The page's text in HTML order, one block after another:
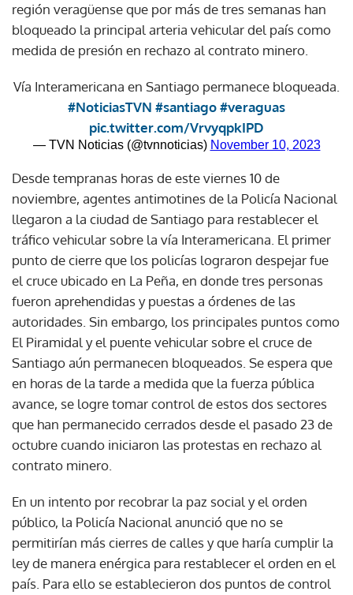
región veragüense que por más de tres semanas han
bloqueado la principal arteria vehicular del país como
medida de presión en rechazo al contrato minero.
Vía Interamericana en Santiago permanece bloqueada.
#NoticiasTVN #santiago#veraguas
pic.twitter.com/VrvyqpkIPD
— TVN Noticias (@tvnnoticias) November 10, 2023
Desde tempranas horas de este viernes 10 de
noviembre, agentes antimotines de la Policía Nacional
llegaron a la ciudad de Santiago para restablecer el
tráfico vehicular sobre la vía Interamericana. El primer
punto de cierre que los policías lograron despejar fue
el cruce ubicado en La Peña, en donde tres personas
fueron aprehendidas y puestas a órdenes de las
autoridades. Sin embargo, los principales puntos como
El Piramidal y el puente vehicular sobre el cruce de
Santiago aún permanecen bloqueados. Se espera que
en horas de la tarde a medida que la fuerza pública
avance, se logre tomar control de estos dos sectores
que han permanecido cerrados desde el pasado 23 de
octubre cuando iniciaron las protestas en rechazo al
contrato minero.
En un intento por recobrar la paz social y el orden
público, la Policía Nacional anunció que no se
permitirían más cierres de calles y que haría cumplir la
ley de manera enérgica para restablecer el orden en el
país. Para ello se establecieron dos puntos de control